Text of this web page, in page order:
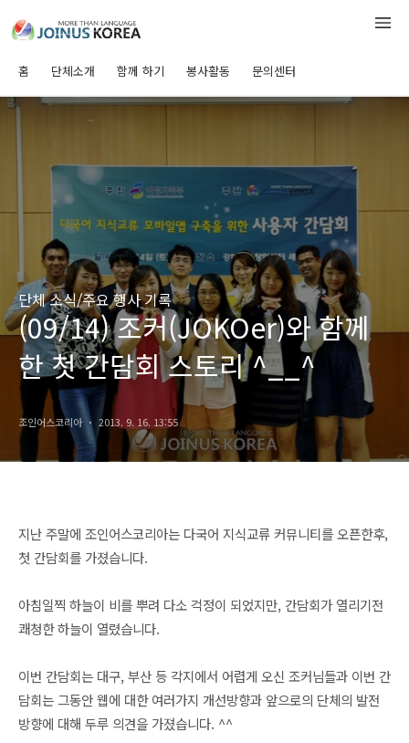
홈 단체소개 함께 하기 봉사활동 문의센터
단체 소식/주요 행사 기록
(09/14) 조커(JOKOer)와 함께
한 첫 간담회 스토리 ^__^
조인어스코리아 2013. 9. 16. 13:55
지난 주말에 조인어스코리아는 다국어 지식교류 커뮤니티를 오픈한후,
첫 간담회를 가졌습니다.
아침일찍 하늘이 비를 뿌려 다소 걱정이 되었지만, 간담회가 열리기전
쾌청한 하늘이 열렸습니다.
이번 간담회는 대구, 부산 등 각지에서 어렵게 오신 조커님들과 이번 간
담회는 그동안 웹에 대한 여러가지 개선방향과 앞으로의 단체의 발전
방향에 대해 두루 의견을 가졌습니다. ^^